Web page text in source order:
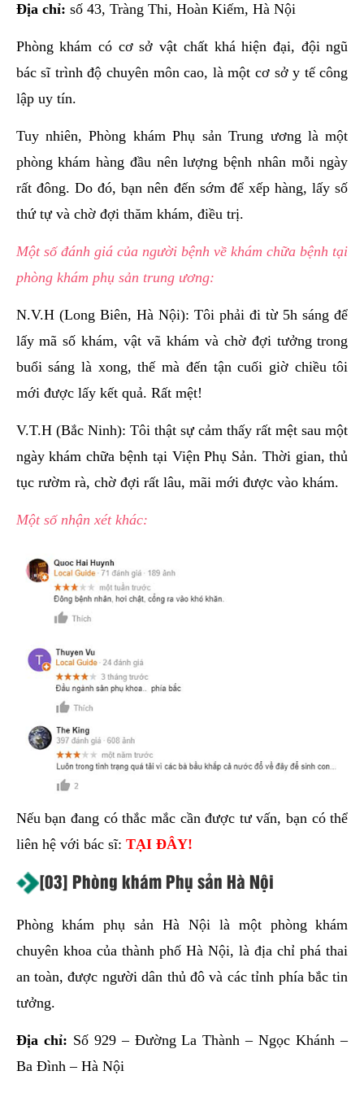
Địa chỉ: số 43, Tràng Thi, Hoàn Kiếm, Hà Nội
Phòng khám có cơ sở vật chất khá hiện đại, đội ngũ
bác sĩ trình độ chuyên môn cao, là một cơ sở y tế công
lập uy tín.
Tuy nhiên, Phòng khám Phụ sản Trung ương là một
phòng khám hàng đầu nên lượng bệnh nhân mỗi ngày
rất đông. Do đó, bạn nên đến sớm để xếp hàng, lấy số
thứ tự và chờ đợi thăm khám, điều trị.
Một số đánh giá của người bệnh về khám chữa bệnh tại
phòng khám phụ sản trung ương:
N.V.H (Long Biên, Hà Nội): Tôi phải đi từ 5h sáng để
lấy mã số khám, vật vã khám và chờ đợi tưởng trong
buổi sáng là xong, thế mà đến tận cuối giờ chiều tôi
mới được lấy kết quả. Rất mệt!
V.T.H (Bắc Ninh): Tôi thật sự cảm thấy rất mệt sau một
ngày khám chữa bệnh tại Viện Phụ Sản. Thời gian, thủ
tục rườm rà, chờ đợi rất lâu, mãi mới được vào khám.
Một số nhận xét khác:
Nếu bạn đang có thắc mắc cần được tư vấn, bạn có thể
liên hệ với bác sĩ: TẠI ĐÂY!
[03] Phòng khám Phụ sản Hà Nội
Phòng khám phụ sản Hà Nội là một phòng khám
chuyên khoa của thành phố Hà Nội, là địa chỉ phá thai
an toàn, được người dân thủ đô và các tỉnh phía bắc tin
tưởng.
Địa chỉ: Số 929 – Đường La Thành – Ngọc Khánh –
Ba Đình – Hà Nội